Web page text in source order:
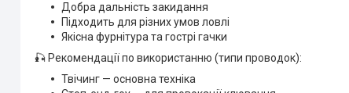
Добра дальність закидання
Підходить для різних умов ловлі
Якісна фурнітура та гострі гачки
🎣 Рекомендації по використанню (типи проводок):
Твічинг — основна техніка